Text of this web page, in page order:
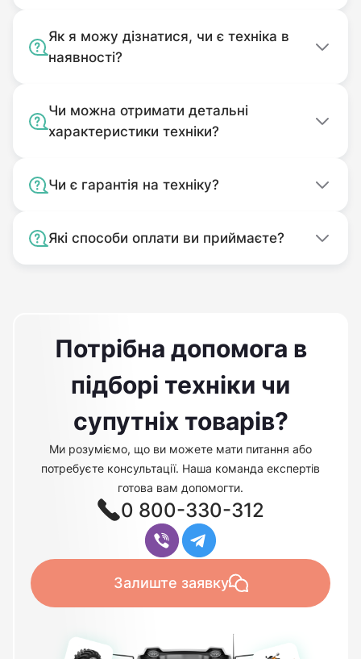
Як я можу дізнатися, чи є техніка в
наявності?
Чи можна отримати детальні
характеристики техніки?
Чи є гарантія на техніку?
Які способи оплати ви приймаєте?
Потрібна допомога в
підборі техніки чи
супутніх товарів?
Ми розуміємо, що ви можете мати питання або
потребуєте консультації. Наша команда експертів
готова вам допомогти.
0 800-330-312
Залиште заявку